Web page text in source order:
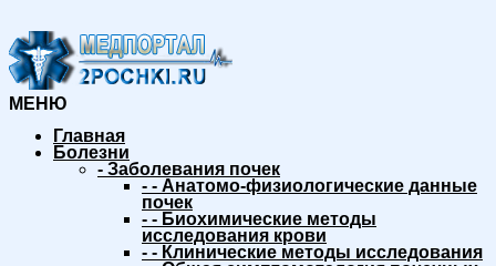
МЕНЮ
Главная
Болезни
- Заболевания почек
- - Анатомо-физиологические данные
почек
- - Биохимические методы
исследования крови
- - Клинические методы исследования